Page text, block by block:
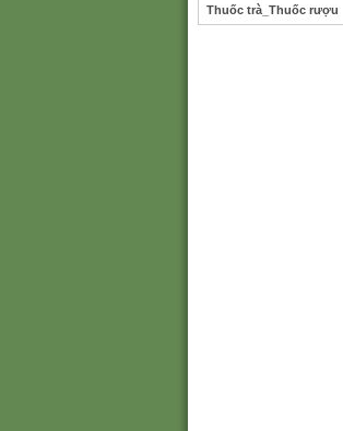
Thuốc trà_Thuốc rượu